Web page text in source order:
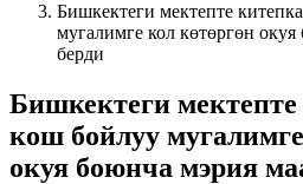
Бишкектеги мектепте
мугалимге кол көтөргөн
берди
Бишкектеги
кош бойлуу
окуя боюнча мэрия